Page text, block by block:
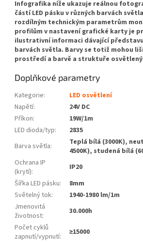
Infografika níže ukazuje reálnou
částí LED pásku v různých barvách
rozdílným technickým parametrům
profilům v nastavení grafické karty je
ilustrativní informaci dávající
barvách světla. Barvy se totiž mohou
prostředí a barvě a struktuře
Doplňkové parametry
Kategorie:
LED osvětlení
Napětí:
24V DC
Příkon:
19W/1m
LED dioda/typ:
2835
Barva světla:
Teplá bílá (3000K),
4500K), studená bílá
Ochrana IP
(krytí):
IP20
Šířka LED pásku:
8mm
Světelný tok:
1940-1980 lm/1m
Jmenovitá
životnost:
30.000h
Počet cyklů
zapnutí/vypnutí:
≥15000